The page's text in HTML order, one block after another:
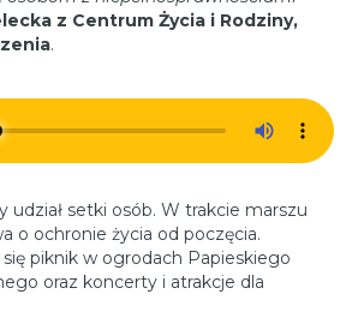
z Centrum Życia i Rodziny,
.
udział setki osób. W trakcie marszu
o ochronie życia od poczęcia.
się piknik w ogrodach Papieskiego
oraz koncerty i atrakcje dla